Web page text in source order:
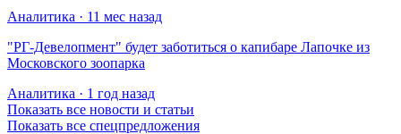
Аналитика · 11 мес назад
​"РГ-Девелопмент" будет заботиться о капибаре Лапочке из
Московского зоопарка
Аналитика · 1 год назад
Показать все новости и статьи
Показать все спецпредложения